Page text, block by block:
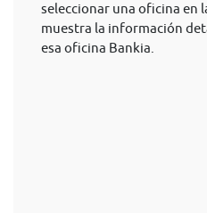
seleccionar una oficina en
muestra la información
esa oficina Bankia.